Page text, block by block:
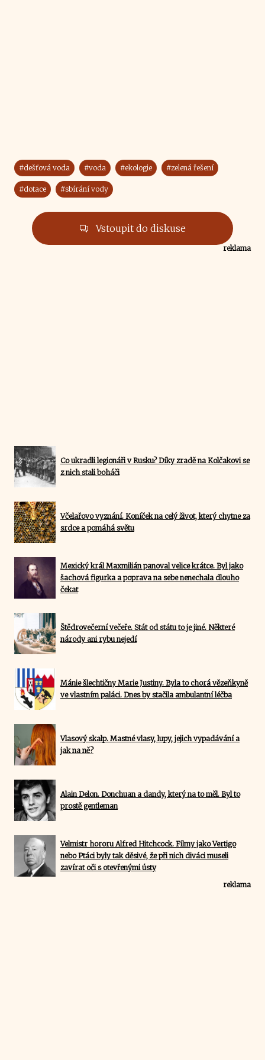
#dešťová voda #voda #ekologie #zelená řešení
#dotace #sbírání vody
Vstoupit do diskuse
reklama
Co ukradli legionáři v Rusku? Díky zradě na Kolčakovi se
z nich stali boháči
Včelařovo vyznání. Koníček na celý život, který chytne za
srdce a pomáhá světu
Mexický král Maxmilián panoval velice krátce. Byl jako
šachová figurka a poprava na sebe nenechala dlouho
čekat
Štědrovečerní večeře. Stát od státu to je jiné. Některé
národy ani rybu nejedí
Mánie šlechtičny Marie Justiny. Byla to chorá vězeňkyně
ve vlastním paláci. Dnes by stačila ambulantní léčba
Vlasový skalp. Mastné vlasy, lupy, jejich vypadávání a
jak na ně?
Alain Delon. Donchuan a dandy, který na to měl. Byl to
prostě gentleman
Velmistr hororu Alfred Hitchcock. Filmy jako Vertigo
nebo Ptáci byly tak děsivé, že při nich diváci museli
zavírat oči s otevřenými ústy
reklama